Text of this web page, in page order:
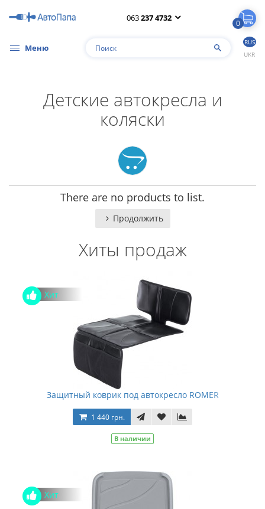
063237 4732
0
Меню
RUS
UKR
Детские автокресла и
коляски
There are no products to list.
Продолжить
Хиты продаж
Хит
Защитный коврик под автокресло ROMER
1 440 грн.
В наличии
Хит